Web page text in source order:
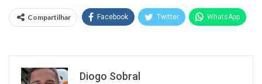
Compartilhar Facebook Twitter WhatsApp
Diogo Sobral